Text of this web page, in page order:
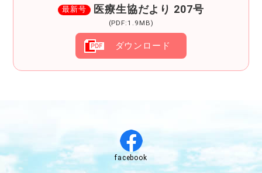
最新号 医療生協だより 207号
(PDF:1.9MB)
ダウンロード
facebook